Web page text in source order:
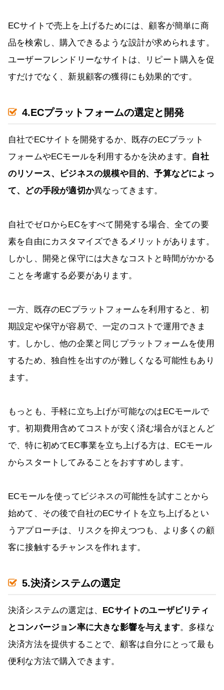
ECサイトで売上を上げるためには、顧客が簡単に商
品を検索し、購入できるような設計が求められます。
ユーザーフレンドリーなサイトは、リピート購入を促
すだけでなく、新規顧客の獲得にも効果的です。
4.ECプラットフォームの選定と開発
自社でECサイトを開発するか、既存のECプラット
フォームやECモールを利用するかを決めます。 自社
のリソース、ビジネスの規模や目的、予算などによっ
て、どの手段が適切か異なってきます。
自社でゼロからECをすべて開発する場合、全ての要
素を自由にカスタマイズできるメリットがあります。
しかし、開発と保守には大きなコストと時間がかかる
ことを考慮する必要があります。
一方、既存のECプラットフォームを利用すると、初
期設定や保守が容易で、一定のコストで運用できま
す。しかし、他の企業と同じプラットフォームを使用
するため、独自性を出すのが難しくなる可能性もあり
ます。
もっとも、手軽に立ち上げが可能なのはECモールで
す。初期費用含めてコストが安く済む場合がほとんど
で、特に初めてEC事業を立ち上げる方は、ECモール
からスタートしてみることをおすすめします。
ECモールを使ってビジネスの可能性を試すことから
始めて、その後で自社のECサイトを立ち上げるとい
うアプローチは、リスクを抑えつつも、より多くの顧
客に接触するチャンスを作れます。
5.決済システムの選定
決済システムの選定は、
ECサイトのユーザビリティ
とコンバージョン率に大きな影響を与えます。多様な
決済方法を提供することで、顧客は自分にとって最も
便利な方法で購入できます。